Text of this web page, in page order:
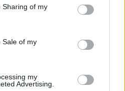
Sharing of my
Sale of my
my
Advertising.
de tus datos si ya
para los fines para los
o si nos retiras el
del tratamiento